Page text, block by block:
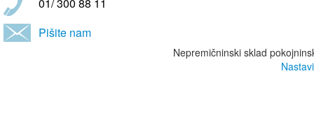
Pišite nam
Nepremičninski sklad